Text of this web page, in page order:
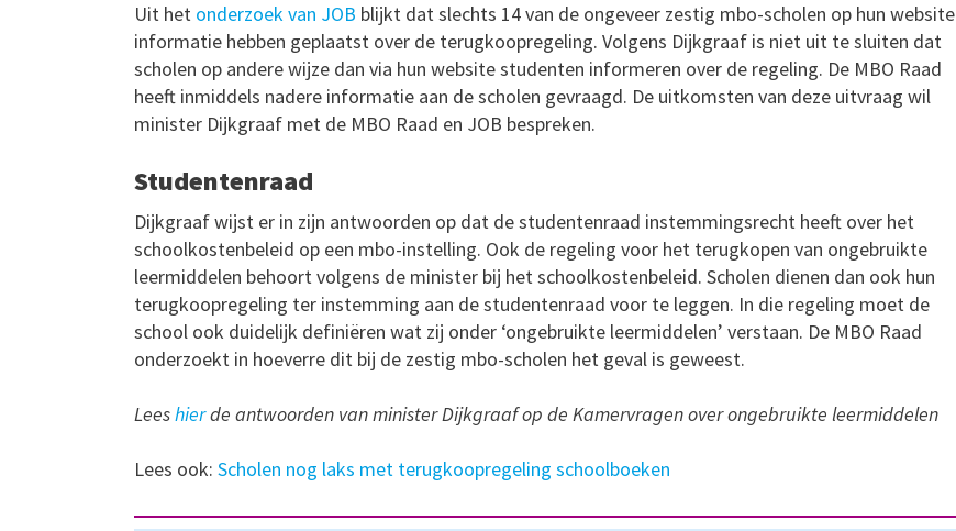
Uit het onderzoek van JOB blijkt dat slechts 14 van de ongeveer zestig mbo-scholen op hun website
informatie hebben geplaatst over de terugkoopregeling. Volgens Dijkgraaf is niet uit te sluiten dat
scholen op andere wijze dan via hun website studenten informeren over de regeling. De MBO Raad
heeft inmiddels nadere informatie aan de scholen gevraagd. De uitkomsten van deze uitvraag wil
minister Dijkgraaf met de MBO Raad en JOB bespreken.
Studentenraad
Dijkgraaf wijst er in zijn antwoorden op dat de studentenraad instemmingsrecht heeft over het
schoolkostenbeleid op een mbo-instelling. Ook de regeling voor het terugkopen van ongebruikte
leermiddelen behoort volgens de minister bij het schoolkostenbeleid. Scholen dienen dan ook hun
terugkoopregeling ter instemming aan de studentenraad voor te leggen. In die regeling moet de
school ook duidelijk definiëren wat zij onder ‘ongebruikte leermiddelen’ verstaan. De MBO Raad
onderzoekt in hoeverre dit bij de zestig mbo-scholen het geval is geweest.
Leeshierde antwoorden van minister Dijkgraaf op de Kamervragen over ongebruikte leermiddelen
Lees ook: Scholen nog laks met terugkoopregeling schoolboeken